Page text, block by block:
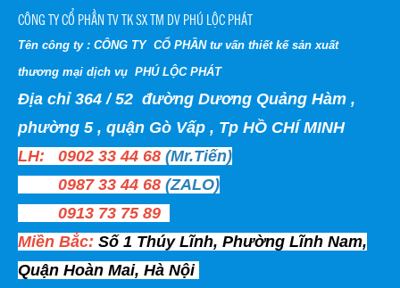
CÔNG TY CỔ PHẦN TV TK SX TM DV PHÚ LỘC PHÁT
Tên công ty : CÔNG TY CỔ PHẦN tư vấn thiết kế sản xuất
thương mại dịch vụ PHÚ LỘC PHÁT
Địa chỉ 364 / 52 đường Dương Quảng Hàm ,
phường 5 , quận Gò Vấp , Tp HỒ CHÍ MINH
LH: 0902 33 44 68 (Mr.Tiến)
0987 33 44 68 (ZALO)
0913 73 75 89
Miền Bắc: Số 1 Thúy Lĩnh, Phường Lĩnh Nam,
Quận Hoàn Mai, Hà Nội